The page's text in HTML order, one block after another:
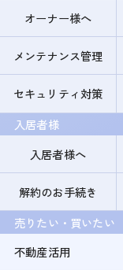
オーナー様へ
メンテナンス管理
セキュリティ対策
入居者様
入居者様へ
解約のお手続き
売りたい・買いたい
不動産活用